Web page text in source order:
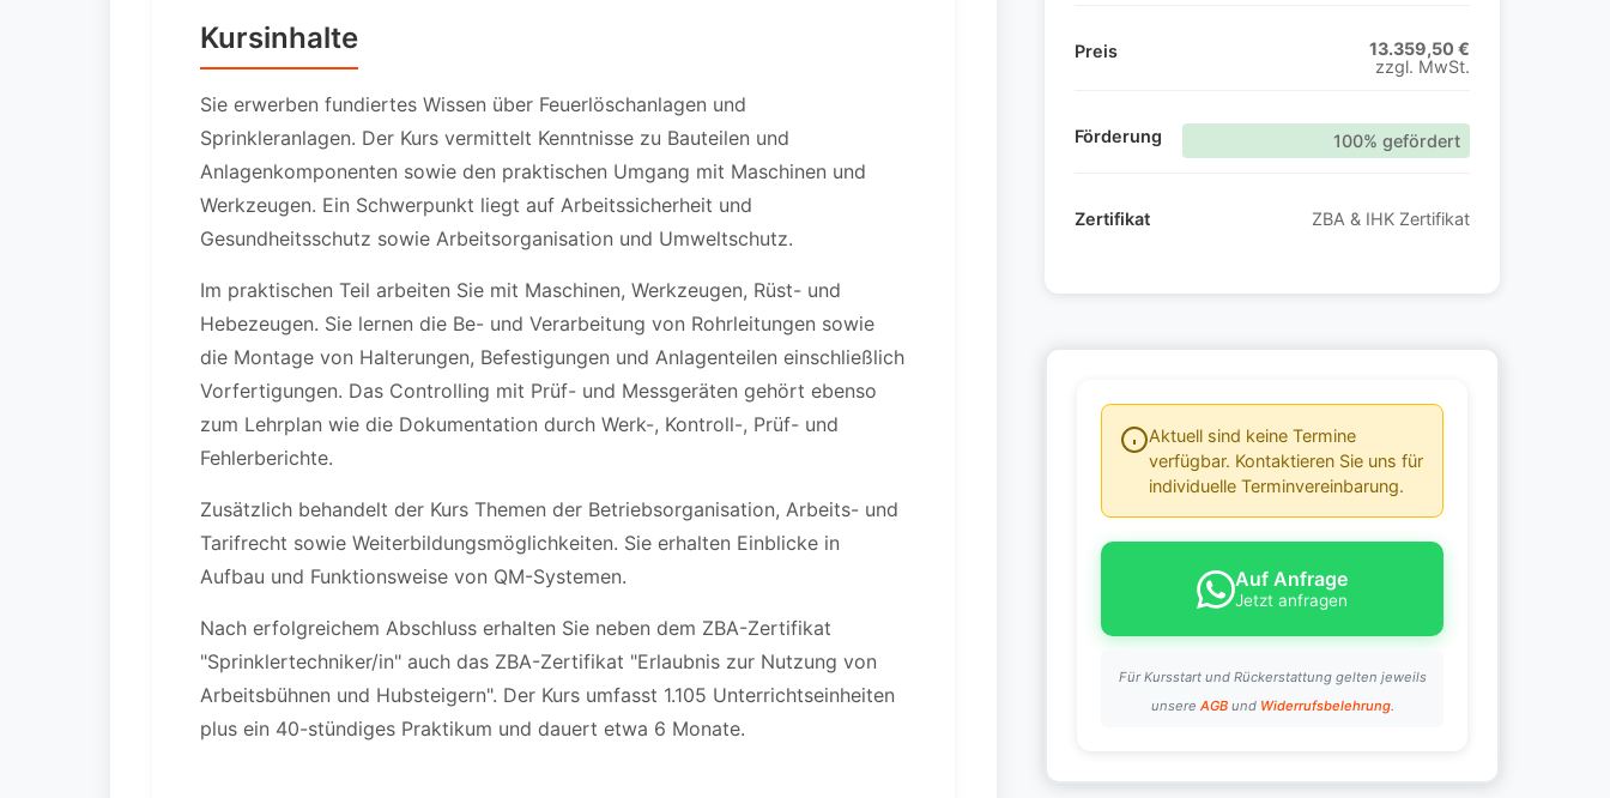
Kursinhalte
Sie erwerben fundiertes Wissen über Feuerlöschanlagen und
Sprinkleranlagen. Der Kurs vermittelt Kenntnisse zu Bauteilen und
Anlagenkomponenten sowie den praktischen Umgang mit Maschinen und
Werkzeugen. Ein Schwerpunkt liegt auf Arbeitssicherheit und
Gesundheitsschutz sowie Arbeitsorganisation und Umweltschutz.
Im praktischen Teil arbeiten Sie mit Maschinen, Werkzeugen, Rüst- und
Hebezeugen. Sie lernen die Be- und Verarbeitung von Rohrleitungen sowie
die Montage von Halterungen, Befestigungen und Anlagenteilen einschließlich
Vorfertigungen. Das Controlling mit Prüf- und Messgeräten gehört ebenso
zum Lehrplan wie die Dokumentation durch Werk-, Kontroll-, Prüf- und
Fehlerberichte.
Zusätzlich behandelt der Kurs Themen der Betriebsorganisation, Arbeits- und
Tarifrecht sowie Weiterbildungsmöglichkeiten. Sie erhalten Einblicke in
Aufbau und Funktionsweise von QM-Systemen.
Nach erfolgreichem Abschluss erhalten Sie neben dem ZBA-Zertifikat
"Sprinklertechniker/in" auch das ZBA-Zertifikat "Erlaubnis zur Nutzung von
Arbeitsbühnen und Hubsteigern". Der Kurs umfasst 1.105 Unterrichtseinheiten
plus ein 40-stündiges Praktikum und dauert etwa 6 Monate.
Preis
13.359,50 €
zzgl. MwSt.
Förderung 100% gefördert
Zertifikat ZBA & IHK Zertifikat
Aktuell sind keine Termine
verfügbar. Kontaktieren Sie uns für
individuelle Terminvereinbarung.
Auf Anfrage
Jetzt anfragen
Für Kursstart und Rückerstattung gelten jeweils
unsere AGBund Widerrufsbelehrung.